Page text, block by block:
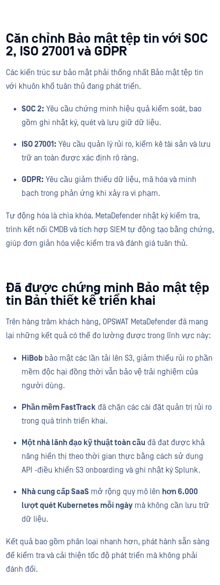
Căn chỉnh Bảo mật tệp tin với SOC
2, ISO 27001 và GDPR
Các kiến trúc sư bảo mật phải thống nhất Bảo mật tệp tin
với khuôn khổ tuân thủ đang phát triển.
SOC 2: Yêu cầu chứng minh hiệu quả kiểm soát, bao
gồm ghi nhật ký, quét và lưu giữ dữ liệu.
ISO 27001: Yêu cầu quản lý rủi ro, kiểm kê tài sản và lưu
trữ an toàn được xác định rõ ràng.
GDPR: Yêu cầu giảm thiểu dữ liệu, mã hóa và minh
bạch trong phản ứng khi xảy ra vi phạm.
Tự động hóa là chìa khóa. MetaDefender nhật ký kiểm tra,
trình kết nối CMDB và tích hợp SIEM tự động tạo bằng chứng,
giúp đơn giản hóa việc kiểm tra và đánh giá tuân thủ.
Đã được chứng minh Bảo mật tệp
tin Bản thiết kế triển khai
Trên hàng trăm khách hàng, OPSWAT MetaDefender đã mang
lại những kết quả có thể đo lường được trong lĩnh vực này:
HiBob bảo mật các lần tải lên S3, giảm thiểu rủi ro phần
mềm độc hại đồng thời vẫn bảo vệ trải nghiệm của
người dùng.
Phần mềm FastTrack đã chặn các cài đặt quản trị rủi ro
trong quá trình triển khai.
Một nhà lãnh đạo kỹ thuật toàn cầu đã đạt được khả
năng hiển thị theo thời gian thực bằng cách sử dụng
API -điều khiển S3 onboarding và ghi nhật ký Splunk.
Nhà cung cấp SaaS mở rộng quy mô lên hơn 6.000
lượt quét Kubernetes mỗi ngày mà không cần lưu trữ
dữ liệu.
Kết quả bao gồm phân loại nhanh hơn, phát hành sẵn sàng
để kiểm tra và cải thiện tốc độ phát triển mà không phải
đánh đổi.